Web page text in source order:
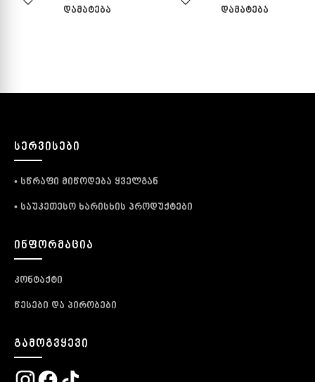
დამატება
დამატება
ᲡᲔᲠᲕᲘᲡᲔᲑᲘ
• სწრაფი მიწოდება ყველგან
• საუკეთესო ხარისხის პროდუქტები
ᲘᲜᲤᲝᲠᲛᲐᲪᲘᲐ
კონტაქტი
წესები და პირობები
ᲒᲐᲛᲝᲒᲕᲧᲔᲕᲘ